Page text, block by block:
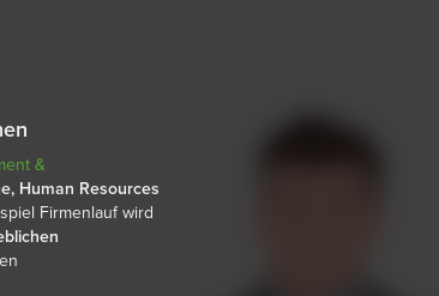
&
Human Resources
Firmenlauf wird